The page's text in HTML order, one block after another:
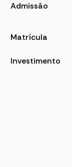
Admissão
Matrícula
Investimento